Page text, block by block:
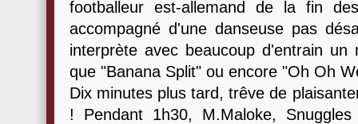
footballeur est-allemand de la fin
accompagné d'une danseuse pas
interprète avec beaucoup d'entrain
que "Banana Split" ou encore "Oh Oh
Dix minutes plus tard, trêve de
! Pendant 1h30, M.Maloke,